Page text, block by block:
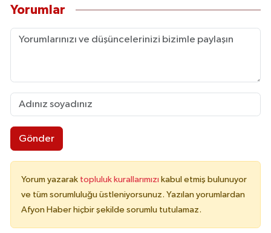
Yorumlar
Gönder
Yorum yazarak topluluk kurallarımızı kabul etmiş bulunuyor
ve tüm sorumluluğu üstleniyorsunuz. Yazılan yorumlardan
Afyon Haber hiçbir şekilde sorumlu tutulamaz.